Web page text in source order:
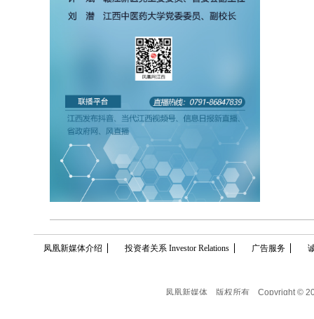
凤凰新媒体介绍 投资者关系 Investor Relations 广告服务
凤凰新媒体 版权所有 Copyright ©